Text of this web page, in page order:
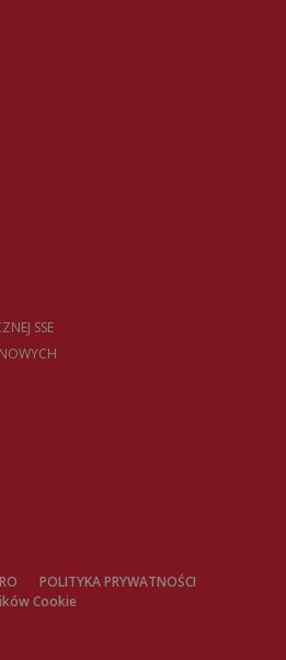
SSE
RO
POLITYKA PRYWATNOŚCI
Cookie